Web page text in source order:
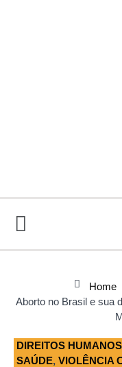
Home
Aborto no Brasil e sua
DIREITOS HUMANOS
SAÚDE, VIOLÊNCIA